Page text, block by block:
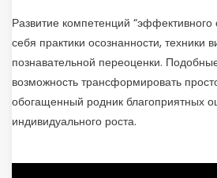
Развитие компетенций
себя практики осознанности, техники
познавательной переоценки.
возможность трансформировать
обогащенный родник благоприятных
индивидуального роста.